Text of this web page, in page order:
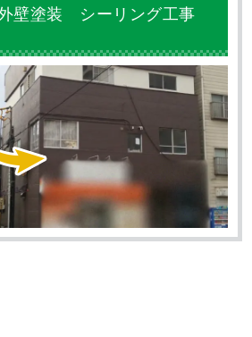
壁塗装 シーリング工事